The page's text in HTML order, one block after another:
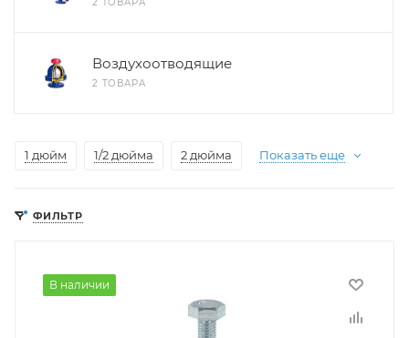
Воздухоотводящие
2 ТОВАРА
1 дюйм 1/2 дюйма 2 дюйма Показать еще
ФИЛЬТР
В наличии